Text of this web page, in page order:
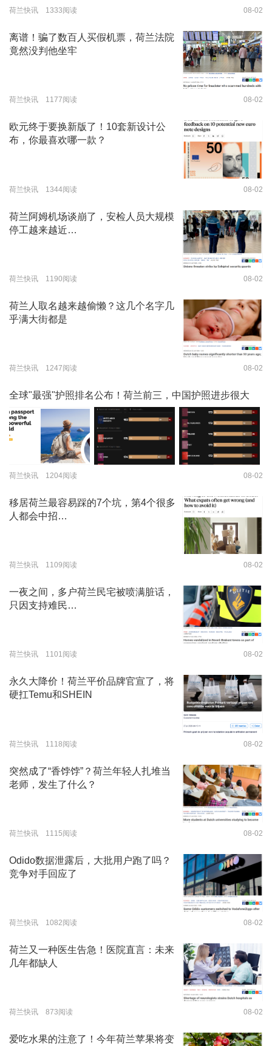
荷兰快讯 1333阅读 08-02
离谱！骗了数百人买假机票，荷兰法院
竟然没判他坐牢
荷兰快讯 1177阅读 08-02
欧元终于要换新版了！10套新设计公
布，你最喜欢哪一款？
荷兰快讯 1344阅读 08-02
荷兰阿姆机场谈崩了，安检人员大规模
停工越来越近…
荷兰快讯 1190阅读 08-02
荷兰人取名越来越偷懒？这几个名字几
乎满大街都是
荷兰快讯 1247阅读 08-02
全球"最强"护照排名公布！荷兰前三，中国护照进步很大
荷兰快讯 1204阅读 08-02
移居荷兰最容易踩的7个坑，第4个很多
人都会中招…
荷兰快讯 1109阅读 08-02
一夜之间，多户荷兰民宅被喷满脏话，
只因支持难民…
荷兰快讯 1101阅读 08-02
永久大降价！荷兰平价品牌官宣了，将
硬扛Temu和SHEIN
荷兰快讯 1118阅读 08-02
突然成了“香饽饽”？荷兰年轻人扎堆当
老师，发生了什么？
荷兰快讯 1115阅读 08-02
Odido数据泄露后，大批用户跑了吗？
竞争对手回应了
荷兰快讯 1082阅读 08-02
荷兰又一种医生告急！医院直言：未来
几年都缺人
荷兰快讯 873阅读 08-02
爱吃水果的注意了！今年荷兰苹果将变